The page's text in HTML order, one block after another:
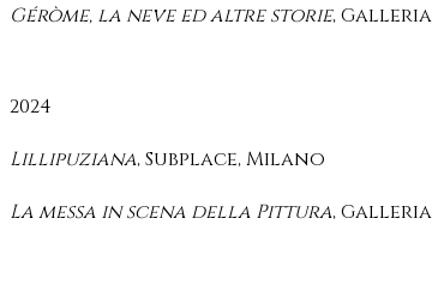
Géròme, la neve ed altre storie,
2024
Lillipuziana, Subplace, Milano
La messa in scena della Pittura, Galleria